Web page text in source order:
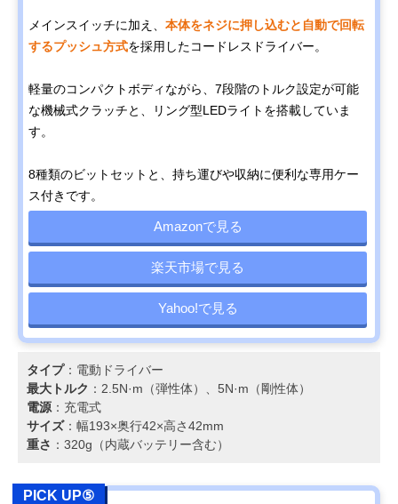
メインスイッチに加え、 本体をネジに押し込むと自動で回転
するプッシュ方式を採用したコードレスドライバー。
軽量のコンパクトボディながら、7段階のトルク設定が可能
な機械式クラッチと、リング型LEDライトを搭載していま
す。
8種類のビットセットと、持ち運びや収納に便利な専用ケー
ス付きです。
Amazonで見る
楽天市場で見る
Yahoo!で見る
タイプ：電動ドライバー
最大トルク ：2.5N·m（弾性体）、5N·m（剛性体）
電源 ：充電式
サイズ：幅193×奥行42×高さ42mm
重さ ：320g（内蔵バッテリー含む）
PICK UP⑤